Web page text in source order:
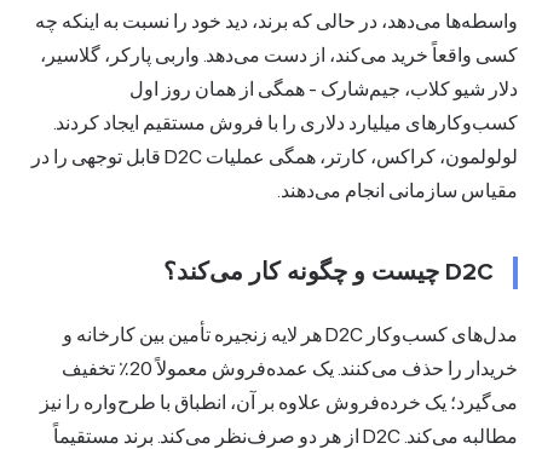
می‌دهد، در حالی که برند، دید خود را نسبت به اینکه چه
واقعاً خرید می‌کند، از دست می‌دهد. واربی پارکر، گلاسیر،
شیو کلاب، جیم‌شارک - همگی از همان روز اول
میلیارد دلاری را با فروش مستقیم ایجاد کردند.
لولولمون، کراکس، کارتر، همگی عملیات D2C قابل توجهی را در
سازمانی انجام می‌دهند.
D2C چیست و چگونه کار می‌کند؟
مدل‌های کسب‌وکار D2C هر لایه زنجیره تأمین بین کارخانه و
خریدار را حذف می‌کنند. یک عمده‌فروش معمولاً 20٪ تخفیف
یک خرده‌فروش علاوه بر آن، انطباق با طرح‌واره را نیز
مطالبه می‌کند. D2C از هر دو صرف‌نظر می‌کند. برند مستقیماً